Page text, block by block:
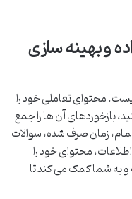
و بهینه سازی
محتوای تعاملی خود را
بازخوردهای آن ها را جمع
زمان صرف شده، سوالات
محتوای خود را
و به شما کمک می کند تا